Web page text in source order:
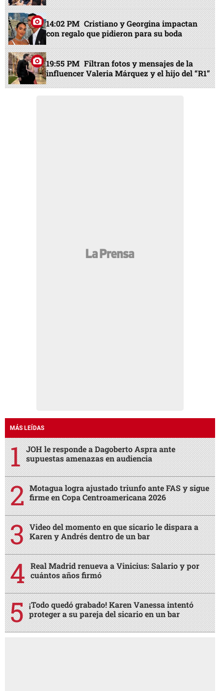
14:02 PM Cristiano y Georgina impactan
con regalo que pidieron para su boda
19:55 PM Filtran fotos y mensajes de la
influencer Valeria Márquez y el hijo del “R1”
MÁS LEÍDAS
JOH le responde a Dagoberto Aspra ante
supuestas amenazas en audiencia
Motagua logra ajustado triunfo ante FAS y sigue
firme en Copa Centroamericana 2026
Video del momento en que sicario le dispara a
Karen y Andrés dentro de un bar
Real Madrid renueva a Vinicius: Salario y por
cuántos años firmó
¡Todo quedó grabado! Karen Vanessa intentó
proteger a su pareja del sicario en un bar